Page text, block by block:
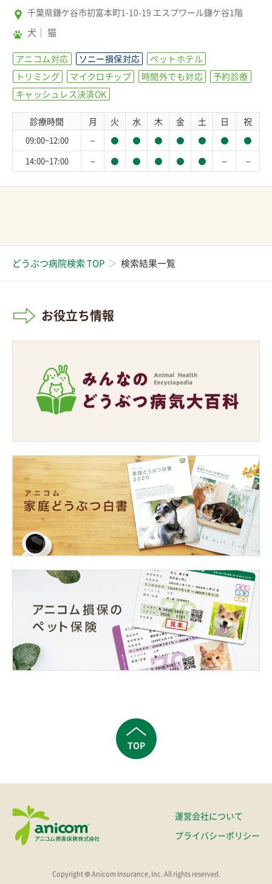
千葉県鎌ケ谷市初富本町1-10-19 エスプワール鎌ケ谷1階
犬 猫
アニコム対応 ソニー損保対応
ペットホテル
トリミング
マイクロチップ 時間外でも対応
予約診療
キャッシュレス決済OK
診療時間 月 火 水 木 金 土 日 祝
09:00~12:00 －
14:00~17:00 － － －
どうぶつ病院検索 TOP 検索結果一覧
お役立ち情報
TOP
運営会社について
プライバシーポリシー
Copyright © Anicom Insurance, Inc. All rights reserved.